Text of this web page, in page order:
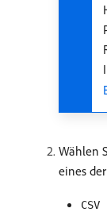
Wählen
eines
CSV